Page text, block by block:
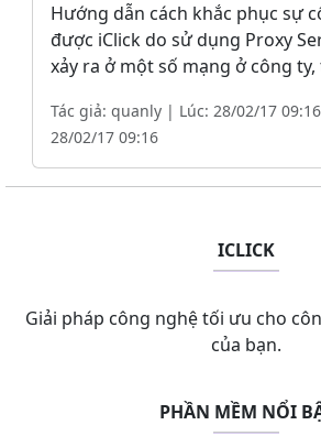
Hướng dẫn cách khắc phục sự
được iClick do sử dụng Proxy
xảy ra ở một số mạng ở công
Tác giả: quanly | Lúc: 28/02/17
28/02/17 09:16
ICLICK
Giải pháp công nghệ tối ưu cho
của bạn.
PHẦN MỀM NỔI